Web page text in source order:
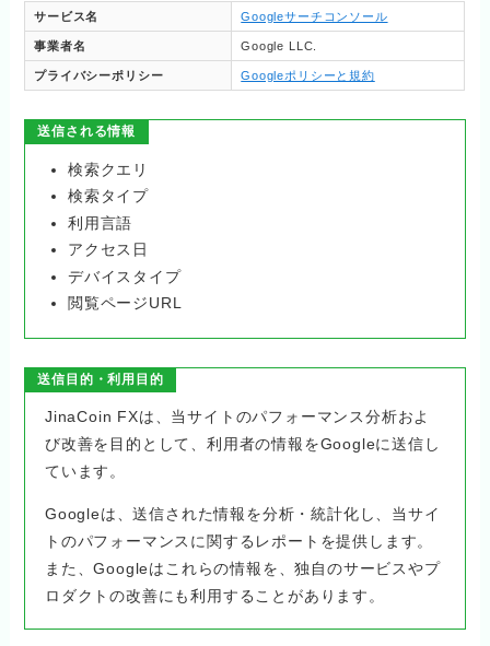
サービス名 Googleサーチコンソール
事業者名 Google LLC.
プライバシーポリシー Googleポリシーと規約
送信される情報
検索クエリ
検索タイプ
利用言語
アクセス日
デバイスタイプ
閲覧ページURL
送信目的・利用目的
JinaCoin FXは、当サイトのパフォーマンス分析およ
び改善を目的として、利用者の情報をGoogleに送信し
ています。
Googleは、送信された情報を分析・統計化し、当サイ
トのパフォーマンスに関するレポートを提供します。
また、Googleはこれらの情報を、独自のサービスやプ
ロダクトの改善にも利用することがあります。